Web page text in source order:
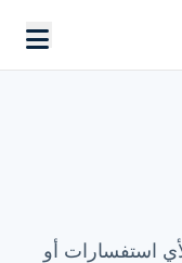
استفسارات أو